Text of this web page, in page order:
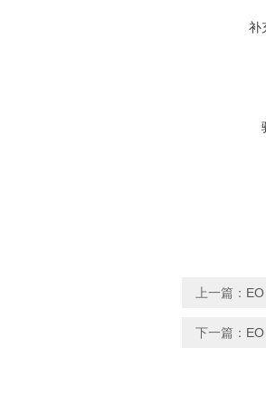
补
上一篇：
下一篇：